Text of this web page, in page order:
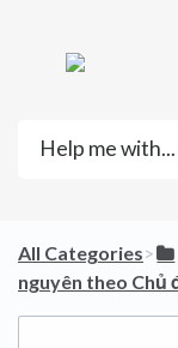
All Categories​>​
nguyên theo Chủ